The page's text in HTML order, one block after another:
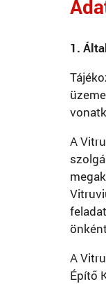
1.
A
A
Építő